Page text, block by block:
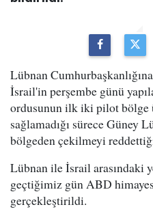
Lübnan
İsrail'in perşembe günü
ordusunun ilk iki pilot bölge
sağlamadığı sürece Güney
bölgeden çekilmeyi
Lübnan ile İsrail arasındaki
geçtiğimiz gün ABD
gerçekleştirildi.